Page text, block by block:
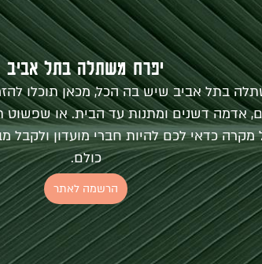
יפרח משתלה בתל אביב
בתל אביב שיש בה הכל, מכאן תוכלו
אדמה דשנים ומתנות עד הבית. או שפשוט
מקרה כדאי לכם להיות חברי מועדון ולקבל
כולם.
הרשמה לאתר